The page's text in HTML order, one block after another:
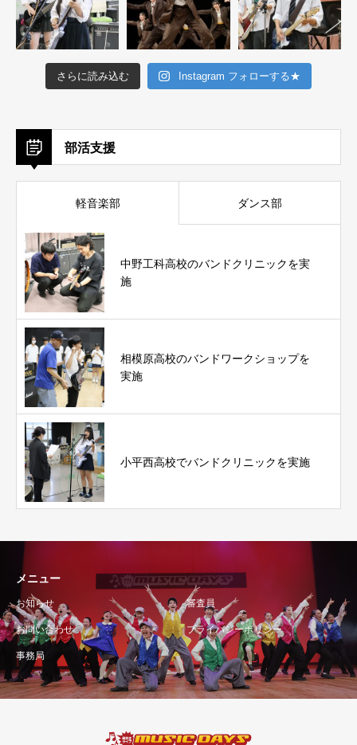
さらに読み込む Instagram フォローする★
部活支援
軽音楽部 ダンス部
中野工科高校のバンドクリニックを実
施
相模原高校のバンドワークショップを
実施
小平西高校でバンドクリニックを実施
メニュー
お知らせ 審査員
お問い合わせ プライバシーポリシー
事務局